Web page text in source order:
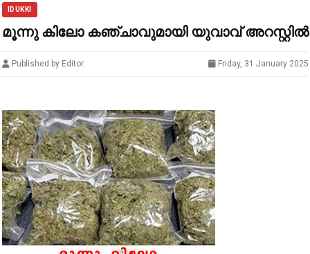
IDUKKI
മൂന്നു കിലോ കഞ്ചാവുമായി യുവാവ് അറസ്റ്റിൽ
Published by Editor Friday, 31 January 2025